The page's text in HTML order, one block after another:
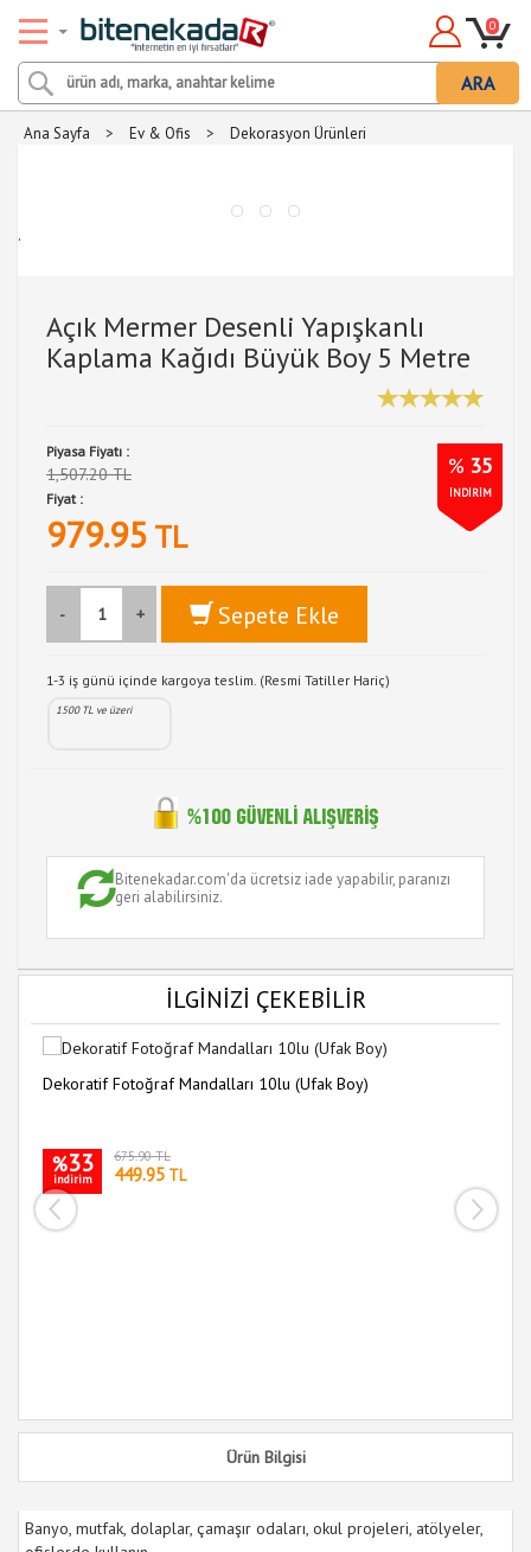
ARA
0
Ana Sayfa > Ev & Ofis > Dekorasyon Ürünleri
.
Açık Mermer Desenli Yapışkanlı
Kaplama Kağıdı Büyük Boy 5 Metre
Piyasa Fiyatı :
1,507.20 TL % 35
İNDİRİM
Fiyat :
979.95 TL
- + Sepete Ekle
1-3 iş günü içinde kargoya teslim. (Resmi Tatiller Hariç)
1500 TL ve üzeri
Bitenekadar.com'da ücretsiz iade yapabilir, paranızı
geri alabilirsiniz.
İLGİNİZİ ÇEKEBİLİR
Dekoratif Fotoğraf Mandalları 10lu (Ufak Boy)
%33
indirim
675.90 TL
449.95 TL
Ürün Bilgisi
Banyo, mutfak, dolaplar, çamaşır odaları, okul projeleri, atölyeler,